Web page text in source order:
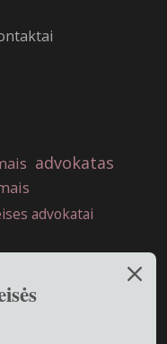
advokatas
advokatai